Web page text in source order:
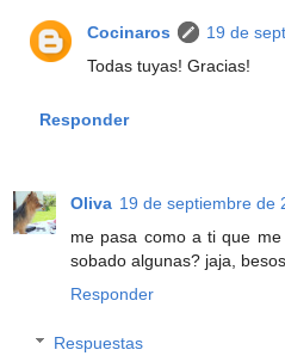
Cocinaros
19 de
Todas tuyas! Gracias!
Responder
Oliva 19 de septiembre de
me pasa como a ti que
sobado algunas? jaja, besos
Responder
Respuestas